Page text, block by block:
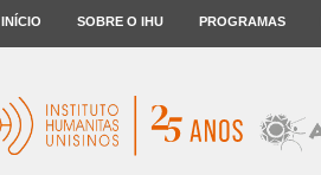
INÍCIO SOBRE O IHU PROGRAMAS